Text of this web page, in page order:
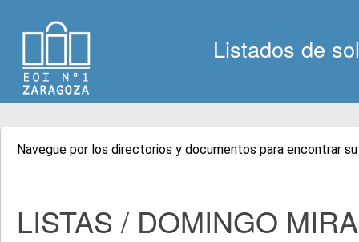
Listados de
Navegue por los directorios y documentos para encontrar
LISTAS / DOMINGO